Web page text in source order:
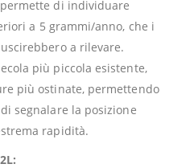
di individuare
a 5 grammi/anno, che i
a rilevare.
più piccola esistente,
più ostinate, permettendo
segnalare la posizione
rapidità.